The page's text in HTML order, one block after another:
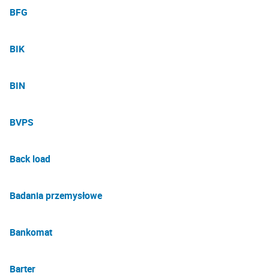
BFG
BIK
BIN
BVPS
Back load
Badania przemysłowe
Bankomat
Barter